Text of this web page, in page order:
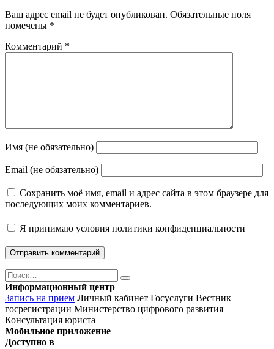
Ваш адрес email не будет опубликован. Обязательные поля
помечены *
Комментарий *
Имя (не обязательно)
Email (не обязательно)
Сохранить моё имя, email и адрес сайта в этом браузере для
последующих моих комментариев.
Я принимаю условия политики конфиденциальности
Поиск
Найти
Информационный центр
Запись на прием Личный кабинет Госуслуги Вестник
госрегистрации Министерство цифрового развития
Консультация юриста
Мобильное приложение
Доступно в